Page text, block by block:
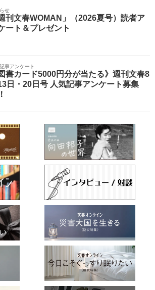
せ
週刊文春WOMAN」（2026夏号）読者ア
ート＆プレゼント
事アンケート
図書カード5000円分が当たる》週刊文春8
日・20日号 人気記事アンケート募集